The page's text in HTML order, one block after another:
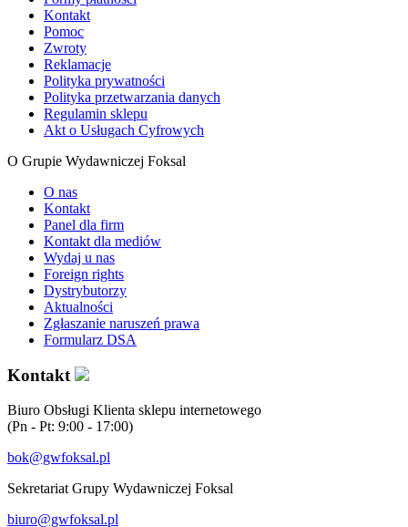
Kontakt
Pomoc
Zwroty
Reklamacje
Polityka prywatności
Polityka przetwarzania danych
Regulamin sklepu
Akt o Usługach Cyfrowych
O Grupie Wydawniczej Foksal
O nas
Kontakt
Panel dla firm
Kontakt dla mediów
Wydaj u nas
Foreign rights
Dystrybutorzy
Aktualności
Zgłaszanie naruszeń prawa
Formularz DSA
Kontakt
Biuro Obsługi Klienta sklepu internetowego
(Pn - Pt: 9:00 - 17:00)
bok@gwfoksal.pl
Sekretariat Grupy Wydawniczej Foksal
biuro@gwfoksal.pl